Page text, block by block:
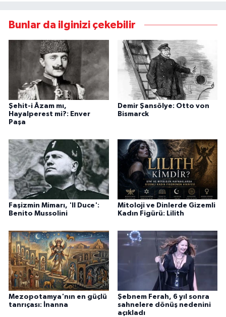
Bunlar da ilginizi çekebilir
Şehit-i Âzam mı,
Hayalperest mi?: Enver
Paşa
Demir Şansölye: Otto von
Bismarck
Faşizmin Mimarı, 'Il Duce':
Benito Mussolini
Mitoloji ve Dinlerde Gizemli
Kadın Figürü: Lilith
Mezopotamya'nın en güçlü
tanrıçası: İnanna
Şebnem Ferah, 6 yıl sonra
sahnelere dönüş nedenini
açıkladı